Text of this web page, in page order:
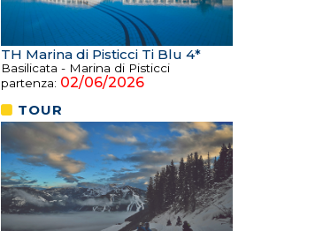
TH Marina di Pisticci Ti Blu 4*
Basilicata - Marina di Pisticci
partenza: 02/06/2026
TOUR